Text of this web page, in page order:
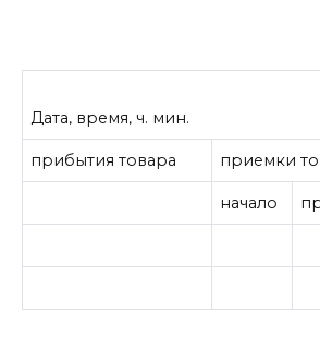
Дата, время, ч. мин.
прибытия товара приемки
начало